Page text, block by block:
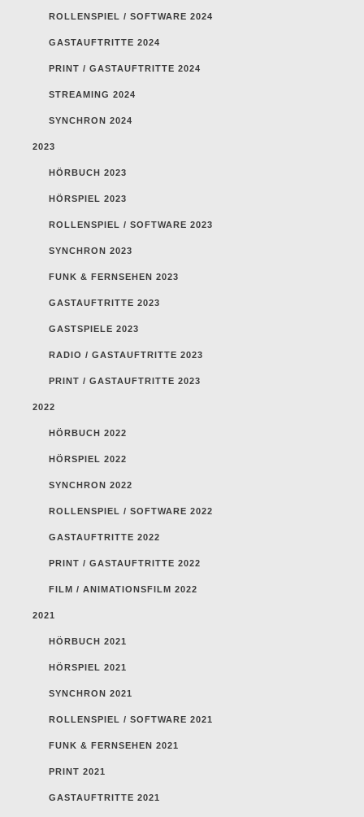
ROLLENSPIEL / SOFTWARE 2024
GASTAUFTRITTE 2024
PRINT / GASTAUFTRITTE 2024
STREAMING 2024
SYNCHRON 2024
2023
HÖRBUCH 2023
HÖRSPIEL 2023
ROLLENSPIEL / SOFTWARE 2023
SYNCHRON 2023
FUNK & FERNSEHEN 2023
GASTAUFTRITTE 2023
GASTSPIELE 2023
RADIO / GASTAUFTRITTE 2023
PRINT / GASTAUFTRITTE 2023
2022
HÖRBUCH 2022
HÖRSPIEL 2022
SYNCHRON 2022
ROLLENSPIEL / SOFTWARE 2022
GASTAUFTRITTE 2022
PRINT / GASTAUFTRITTE 2022
FILM / ANIMATIONSFILM 2022
2021
HÖRBUCH 2021
HÖRSPIEL 2021
SYNCHRON 2021
ROLLENSPIEL / SOFTWARE 2021
FUNK & FERNSEHEN 2021
PRINT 2021
GASTAUFTRITTE 2021